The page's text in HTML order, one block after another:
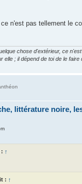
n'est pas tellement le
chose d'extérieur, ce
elle ; il dépend de toi de le faire
littérature noire,
: ↑
: ↑